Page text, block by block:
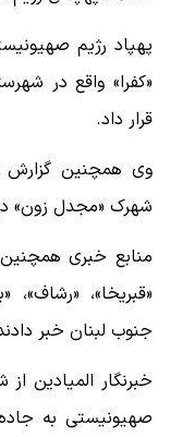
پهپاد رژیم
«کفرا» واقع در
قرار داد.
وی همچنین گزارش
شهرک «مجدل زون»
منابع خبری
«قبریخا»،
جنوب لبنان خبر
صهیونیستی به